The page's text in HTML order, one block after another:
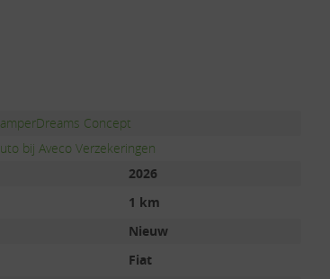
Concept
bij Aveco Verzekeringen
2026
1 km
Nieuw
Fiat